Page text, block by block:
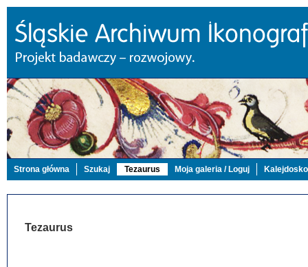
Strona główna Szukaj Tezaurus Moja galeria / Loguj
Tezaurus